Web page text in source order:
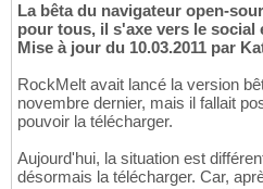
La bêta du navigateur open-
pour tous, il s'axe vers le social
Mise à jour du 10.03.2011 par
RockMelt avait lancé la version
novembre dernier, mais il fallait
pouvoir la télécharger.
Aujourd'hui, la situation est
désormais la télécharger. Car,